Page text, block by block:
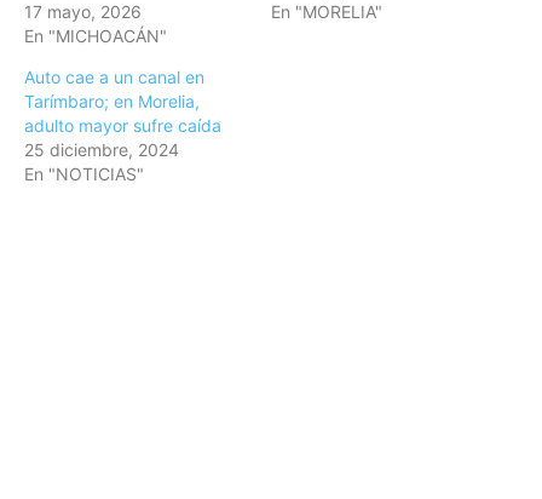
17 mayo, 2026
En "MICHOACÁN"
En "MORELIA"
Auto cae a un canal en
Tarímbaro; en Morelia,
adulto mayor sufre caída
25 diciembre, 2024
En "NOTICIAS"